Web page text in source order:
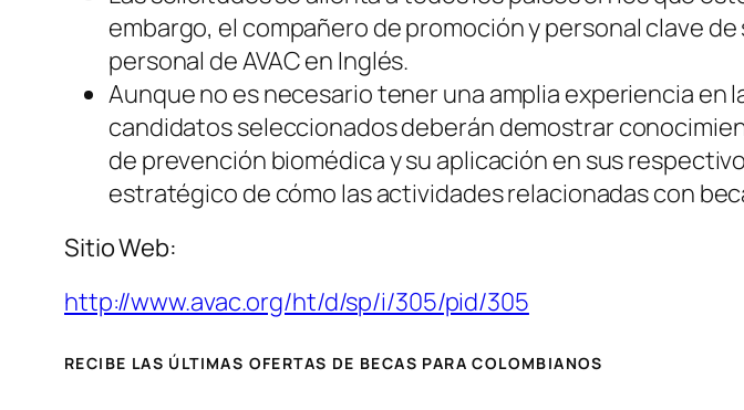
embargo, el compañero de promoción y personal clave
personal de AVAC en Inglés.
Aunque no es necesario tener una amplia experiencia en
candidatos seleccionados deberán demostrar
de prevención biomédica y su aplicación en sus
estratégico de cómo las actividades relacionadas con
Sitio Web:
http://www.avac.org/ht/d/sp/i/305/pid/305
RECIBE LAS ÚLTIMAS OFERTAS DE BECAS PARA COLOMBIANOS